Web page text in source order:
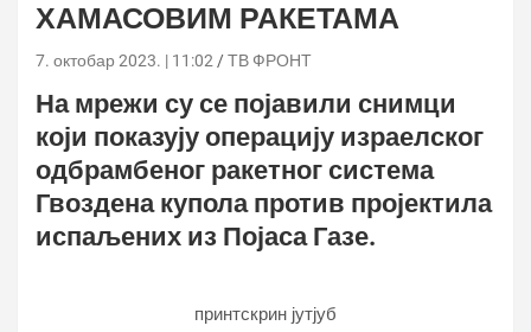
ХАМАСОВИМ РАКЕТАМА
7. октобар 2023. | 11:02 ТВ ФРОНТ
На мрежи су се појавили снимци
који показују операцију израелског
одбрамбеног ракетног система
Гвоздена купола против пројектила
испаљених из Појаса Газе.
принтскрин јутјуб